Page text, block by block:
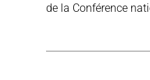
de la Conférence